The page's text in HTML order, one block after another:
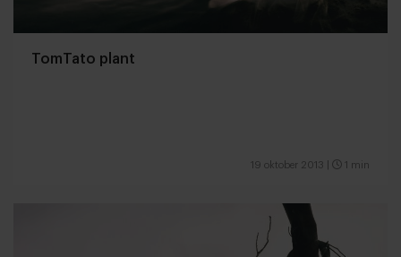
TomTato plant
19 oktober 2013 1 min